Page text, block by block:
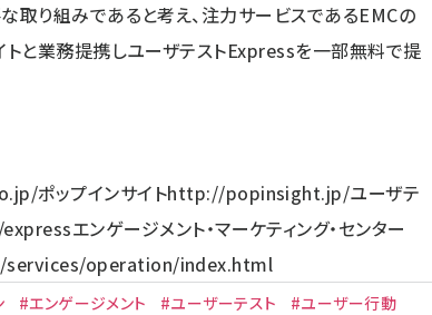
取り組みであると考え、注力サービスであるEMCの
トと業務提携しユーザテストExpressを一部無料で提
ポップインサイトhttp://popinsight.jp/ユーザテ
エンゲージメント・マーケティング・センター
operation/index.html
#エンゲージメント #ユーザーテスト
#ユーザー行動